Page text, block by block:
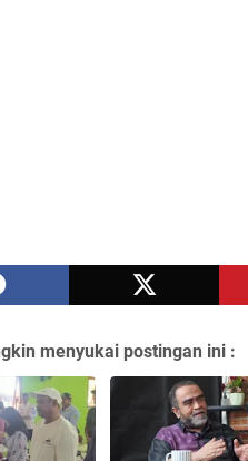
menyukai postingan ini :